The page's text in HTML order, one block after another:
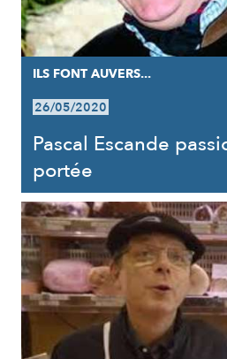
ILS FONT AUVERS...
26/05/2020
Pascal Escande
portée